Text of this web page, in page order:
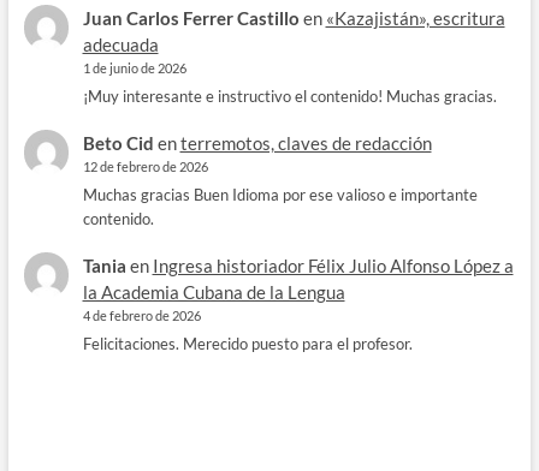
Juan Carlos Ferrer Castillo en «Kazajistán», escritura
adecuada
1 de junio de 2026
¡Muy interesante e instructivo el contenido! Muchas gracias.
Beto Cid enterremotos, claves de redacción
12 de febrero de 2026
Muchas gracias Buen Idioma por ese valioso e importante
contenido.
Tania en Ingresa historiador Félix Julio Alfonso López a
la Academia Cubana de la Lengua
4 de febrero de 2026
Felicitaciones. Merecido puesto para el profesor.